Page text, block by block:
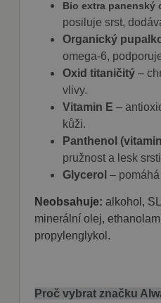
Bio extra panenský
posiluje srst,
Organický
omega-6,
Oxid titaničitý –
vlivy.
Vitamin E –
kůži.
Panthenol
pružnost a lesk
Glycerol –
Neobsahuje: alkohol,
minerální olej,
propylenglykol.
Proč vybrat značku
Nezbytně nutné
základní funkce
přihlášení uživatele a
stránky nelze bez
cookie správně používat.
Název
shop5_kosik